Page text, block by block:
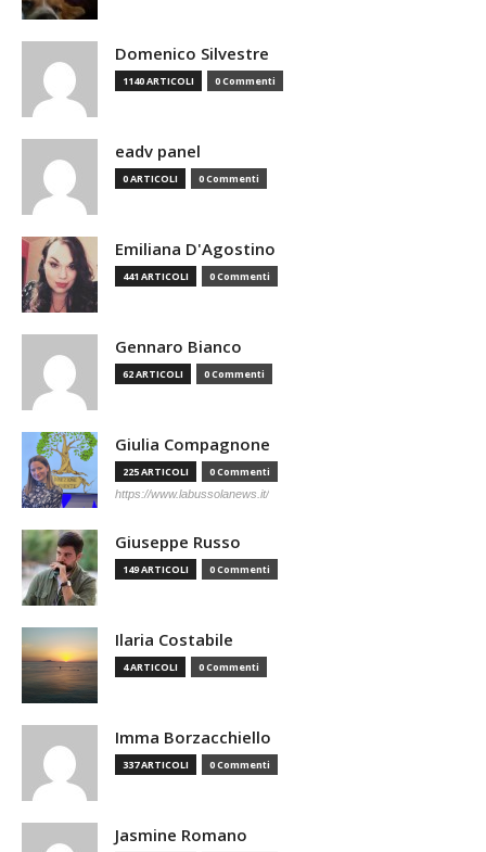
Domenico Silvestre
1140 ARTICOLI 0 Commenti
eadv panel
0 ARTICOLI 0 Commenti
Emiliana D'Agostino
441 ARTICOLI 0 Commenti
Gennaro Bianco
62 ARTICOLI 0 Commenti
Giulia Compagnone
225 ARTICOLI 0 Commenti
https://www.labussolanews.it/
Giuseppe Russo
149 ARTICOLI 0 Commenti
Ilaria Costabile
4 ARTICOLI 0 Commenti
Imma Borzacchiello
337 ARTICOLI 0 Commenti
Jasmine Romano